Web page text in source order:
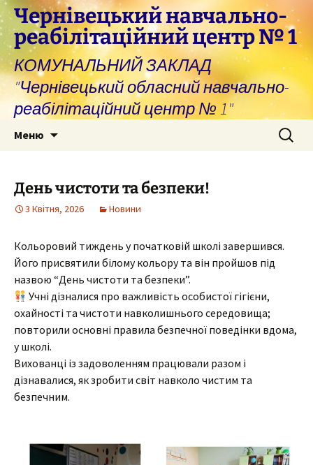
Перейти
до
вмісту
Чернівецький навчально-
реабілітаційний центр № 1
КОМУНАЛЬНИЙ ЗАКЛАД
"Чернівецький обласний навчально-
реабілітаційний центр № 1"
Меню Пошук:
День чистоти та безпеки!
3 Квітня, 2026 Новини
Кольоровий тиждень у початковій школі завершився.
Його присвятили білому кольору та він пройшов під
назвою “День чистоти та безпеки”.
Учні дізналися про важливість особистої гігієни,
охайності та чистоти навколишнього середовища;
повторили основні правила безпечної поведінки вдома,
у школі.
Вихованці із задоволенням працювали разом і
дізнавалися, як зробити світ навколо чистим та
безпечним.